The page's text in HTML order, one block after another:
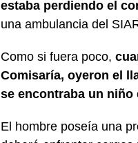
estaba perdiendo el
una ambulancia del
Como si fuera poco,
Comisaría, oyeron el
se encontraba un niño
El hombre poseía una